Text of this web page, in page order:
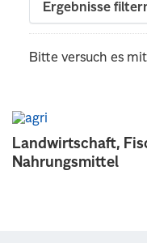
Landwirtschaft,
Nahrungsmittel
Ergebnisse
Bitte versuch es